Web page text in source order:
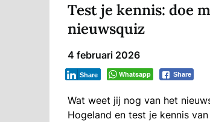
Test je kennis: doe
nieuwsquiz
4 februari 2026
Whatsapp Share
Share
Wat weet jij nog van het
Hogeland en test je kennis